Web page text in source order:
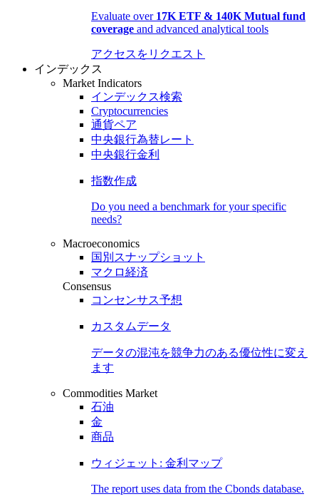
Evaluate over 17K ETF & 140K Mutual fund
coverage and advanced analytical tools
アクセスをリクエスト
インデックス
Market Indicators
インデックス検索
Cryptocurrencies
通貨ペア
中央銀行為替レート
中央銀行金利
指数作成
Do you need a benchmark for your specific
needs?
Macroeconomics
国別スナップショット
マクロ経済
Consensus
コンセンサス予想
カスタムデータ
データの混沌を競争力のある優位性に変え
ます
Commodities Market
石油
金
商品
ウィジェット: 金利マップ
The report uses data from the Cbonds database.